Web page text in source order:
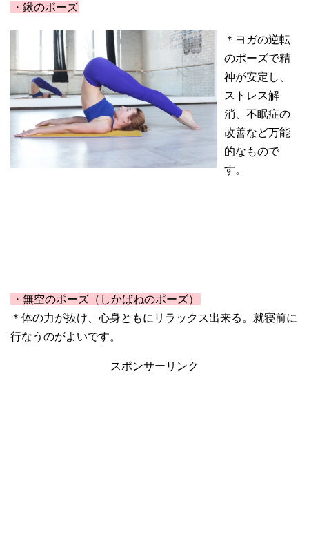
・鍬のポーズ
＊ヨガの逆転
のポーズで精
神が安定し、
ストレス解
消、不眠症の
改善など万能
的なもので
す。
・無空のポーズ（しかばねのポーズ）
＊体の力が抜け、心身ともにリラックス出来る。就寝前に
行なうのがよいです。
スポンサーリンク